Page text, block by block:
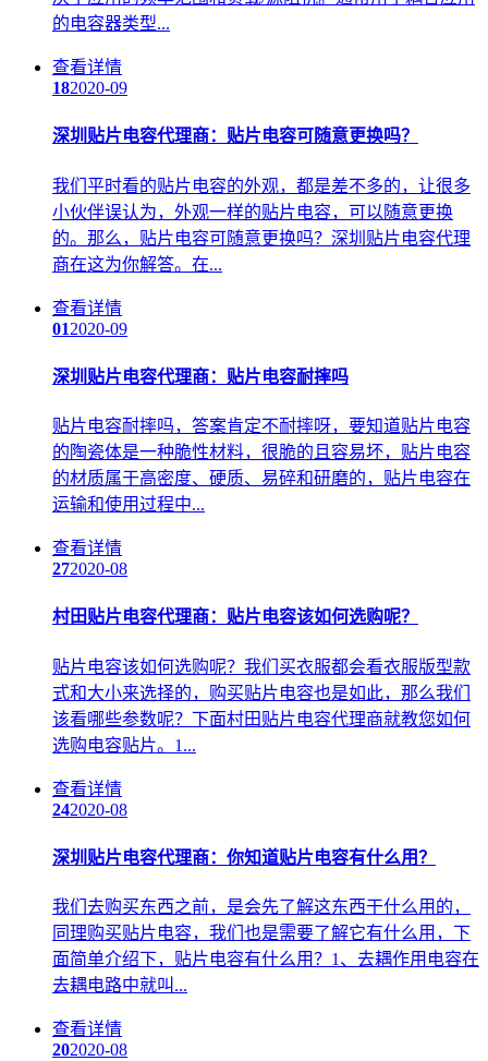
的电容器类型...
查看详情
182020-09
深圳贴片电容代理商：贴片电容可随意更换吗？
我们平时看的贴片电容的外观，都是差不多的，让很多
小伙伴误认为，外观一样的贴片电容，可以随意更换
的。那么，贴片电容可随意更换吗？深圳贴片电容代理
商在这为你解答。在...
查看详情
012020-09
深圳贴片电容代理商：贴片电容耐摔吗
贴片电容耐摔吗，答案肯定不耐摔呀，要知道贴片电容
的陶瓷体是一种脆性材料，很脆的且容易坏，贴片电容
的材质属于高密度、硬质、易碎和研磨的，贴片电容在
运输和使用过程中...
查看详情
272020-08
村田贴片电容代理商：贴片电容该如何选购呢？
贴片电容该如何选购呢？我们买衣服都会看衣服版型款
式和大小来选择的，购买贴片电容也是如此，那么我们
该看哪些参数呢？下面村田贴片电容代理商就教您如何
选购电容贴片。1...
查看详情
242020-08
深圳贴片电容代理商：你知道贴片电容有什么用？
我们去购买东西之前，是会先了解这东西干什么用的，
同理购买贴片电容，我们也是需要了解它有什么用，下
面简单介绍下，贴片电容有什么用？1、去耦作用电容在
去耦电路中就叫...
查看详情
202020-08